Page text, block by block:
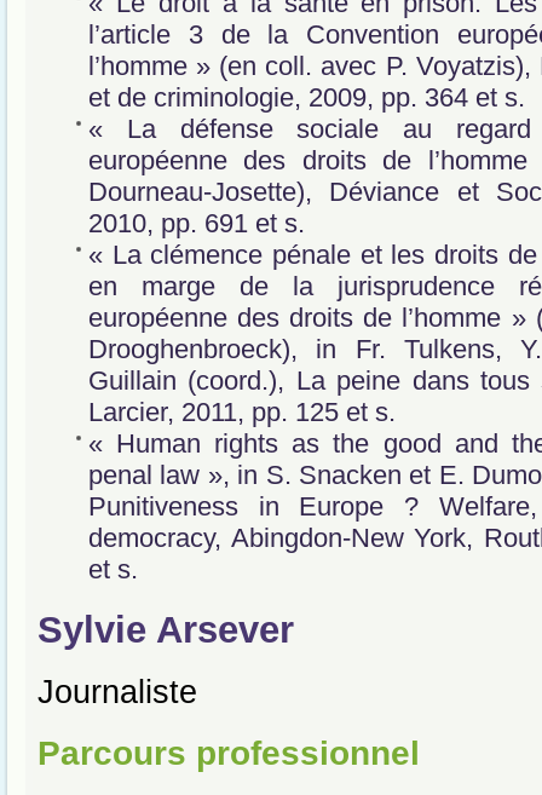
l’article 3 de la Convention
l’homme » (en coll. avec P.
et de criminologie, 2009, pp. 364 et s.
« La défense sociale au
européenne des droits de
Dourneau-Josette), Déviance et
2010, pp. 691 et s.
« La clémence pénale et les droits de
en marge de la jurisprudence
européenne des droits de l’homme
Drooghenbroeck), in Fr. Tulkens,
Guillain (coord.), La peine dans
Larcier, 2011, pp. 125 et s.
« Human rights as the good and
penal law », in S. Snacken et E.
Punitiveness in Europe ?
democracy, Abingdon-New York,
et s.
Sylvie Arsever
Journaliste
Parcours professionnel